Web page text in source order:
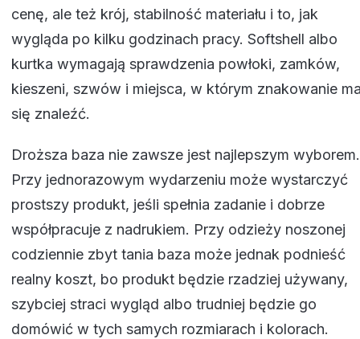
cenę, ale też krój, stabilność materiału i to, jak
wygląda po kilku godzinach pracy. Softshell albo
kurtka wymagają sprawdzenia powłoki, zamków,
kieszeni, szwów i miejsca, w którym znakowanie
się znaleźć.
Droższa baza nie zawsze jest najlepszym wyborem.
Przy jednorazowym wydarzeniu może wystarczyć
prostszy produkt, jeśli spełnia zadanie i dobrze
współpracuje z nadrukiem. Przy odzieży noszonej
codziennie zbyt tania baza może jednak podnieść
realny koszt, bo produkt będzie rzadziej używany,
szybciej straci wygląd albo trudniej będzie go
domówić w tych samych rozmiarach i kolorach.